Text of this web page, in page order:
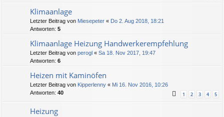
Klimaanlage
Letzter Beitrag von Miesepeter « Do 2. Aug 2018, 18:21
Antworten: 5
Klimaanlage Heizung Handwerkerempfehlung
Letzter Beitrag von perogl « Sa 18. Nov 2017, 19:47
Antworten: 6
Heizen mit Kaminöfen
Letzter Beitrag von Kipperlenny « Mi 16. Nov 2016, 10:26
Antworten: 40 1 2 3 4 5
Heizung